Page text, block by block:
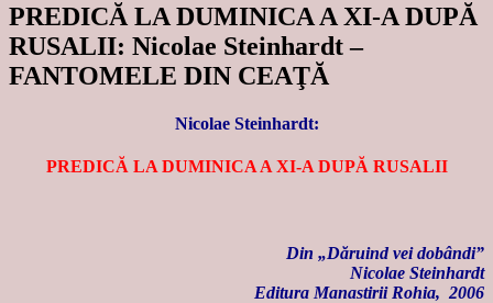
PREDICĂ LA DUMINICA A XI-A DUPĂ
RUSALII: Nicolae Steinhardt –
FANTOMELE DIN CEAŢĂ
Nicolae Steinhardt:
PREDICĂ LA DUMINICA A XI-A DUPĂ RUSALII
Din „Dăruind vei dobândi”
Nicolae Steinhardt
Editura Manastirii Rohia, 2006